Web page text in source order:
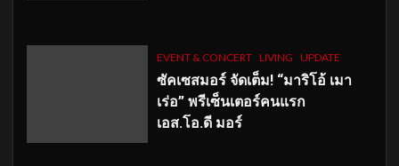
EVENT & CONCERT LIVING UPDATE
ซัคเซสมอร์ จัดเต็ม! “มาริโอ้ เมา
เร่อ” พรีเซ็นเตอร์คนแรก
เอส.โอ.ดี มอร์